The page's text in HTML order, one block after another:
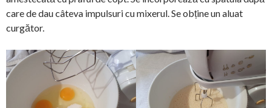
care de dau câteva impulsuri cu mixerul. Se obține un aluat
curgător.